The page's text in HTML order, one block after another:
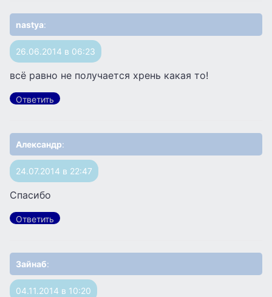
nastya:
26.06.2014 в 06:23
всё равно не получается хрень какая то!
Ответить
Александр:
24.07.2014 в 22:47
Спасибо
Ответить
Зайнаб:
04.11.2014 в 10:20